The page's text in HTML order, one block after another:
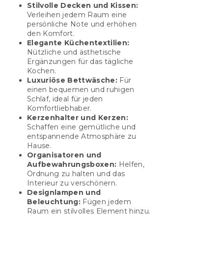
Stilvolle Decken und Kissen:
Verleihen jedem Raum eine
persönliche Note und erhöhen
den Komfort.
Elegante Küchentextilien:
Nützliche und ästhetische
Ergänzungen für das tägliche
Kochen.
Luxuriöse Bettwäsche: Für
einen bequemen und ruhigen
Schlaf, ideal für jeden
Komfortliebhaber.
Kerzenhalter und Kerzen:
Schaffen eine gemütliche und
entspannende Atmosphäre zu
Hause.
Organisatoren und
Aufbewahrungsboxen: Helfen,
Ordnung zu halten und das
Interieur zu verschönern.
Designlampen und
Beleuchtung: Fügen jedem
Raum ein stilvolles Element hinzu.